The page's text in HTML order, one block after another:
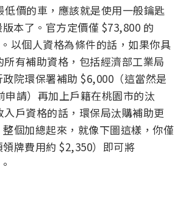
價的車，應該就是使用一般鑰匙
本了。官方定價僅 $73,800 的
以個人資格為條件的話，如果你具
有補助資格，包括經濟部工業局
院環保署補助 $6,000（這當然是
申請）再加上戶籍在桃園市的汰
戶資格的話，環保局汰購補助更
個加總起來，就像下圖這樣，你僅
牌費用約 $2,350）即可將